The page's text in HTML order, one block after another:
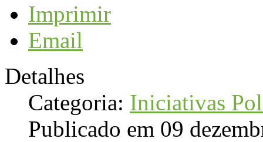
Imprimir
Email
Detalhes
Categoria: Iniciativas
Publicado em 09